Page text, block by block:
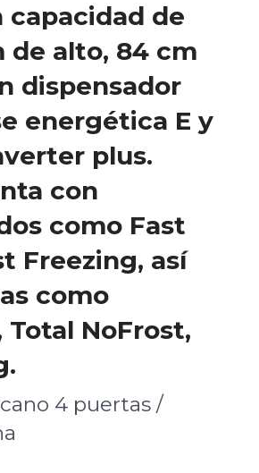
capacidad de
de alto, 84 cm
dispensador
energética E y
plus.
con
como Fast
Freezing, así
como
NoFrost,
4 puertas /